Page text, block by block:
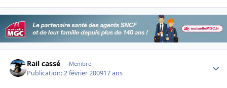
Rail cassé Membre
Publication:2 février 200917 ans